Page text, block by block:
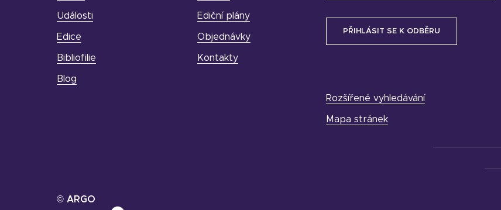
Události
Edice
Bibliofilie
Blog
Ediční plány
Objednávky
Kontakty
Rozšířené vyhledávání
Mapa stránek
© ARGO